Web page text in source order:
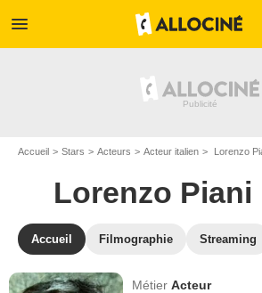
menu
Accueil Stars Acteurs Acteur italien Lorenzo
Lorenzo Piani
Accueil Filmographie Streaming
MétierActeur